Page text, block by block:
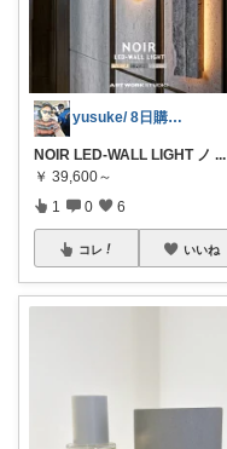
yusuke/ 8日購入感謝♫
NOIR LED-WALL LIGHT ノ ...
￥ 39,600～
1 0 6
コレ いいね